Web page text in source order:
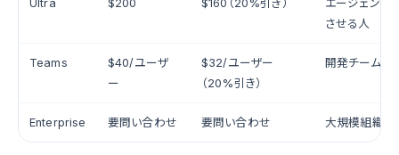
Ultra $200 $160（20%引き）
エージェント
させる人
Teams
$40/ユーザ
ー
$32/ユーザー
（20%引き）
開発チーム
Enterprise 要問い合わせ 要問い合わせ 大規模組織